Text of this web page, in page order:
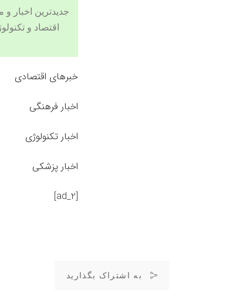
جدیدترین اخبار و مهم ترین رویدادهای
اقتصاد و
خبرهای اقتصادی
اخبار فرهنگی
اخبار تکنولوژی
اخبار پزشکی
[ad_2]
به اشتراک بگذارید